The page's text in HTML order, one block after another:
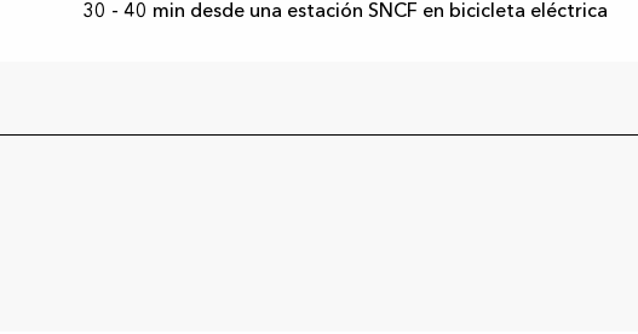
30 - 40 min desde una estación SNCF en bicicleta eléctrica